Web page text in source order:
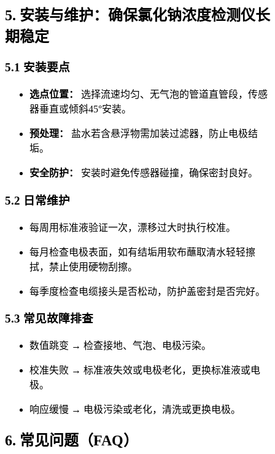
5. 安装与维护：确保氯化钠浓度检测仪长
期稳定
5.1 安装要点
选点位置：
选择流速均匀、无气泡的管道直管段，传感
器垂直或倾斜45°安装。
预处理：
盐水若含悬浮物需加装过滤器，防止电极结
垢。
安全防护： 安装时避免传感器碰撞，确保密封良好。
5.2 日常维护
每周用标准液验证一次，漂移过大时执行校准。
每月检查电极表面，如有结垢用软布蘸取清水轻轻擦
拭，禁止使用硬物刮擦。
每季度检查电缆接头是否松动，防护盖密封是否完好。
5.3 常见故障排查
数值跳变 → 检查接地、气泡、电极污染。
校准失败 → 标准液失效或电极老化，更换标准液或电
极。
响应缓慢 → 电极污染或老化，清洗或更换电极。
6. 常见问题（FAQ）